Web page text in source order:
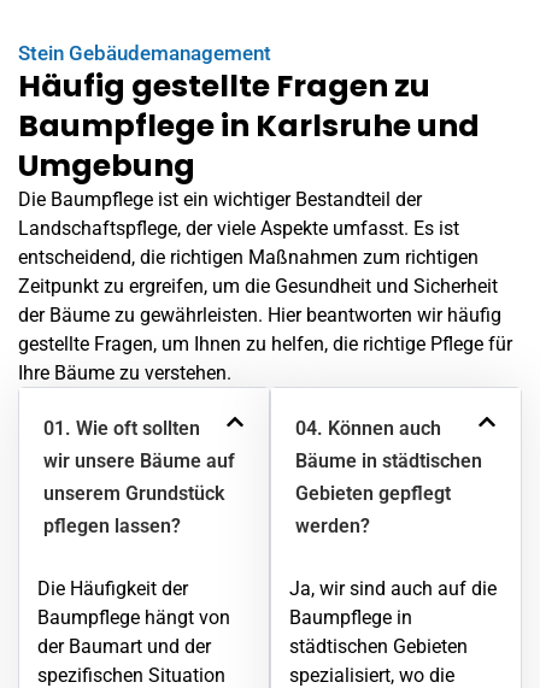
Stein Gebäudemanagement
Häufig gestellte Fragen zu
Baumpflege in Karlsruhe und
Umgebung
Die Baumpflege ist ein wichtiger Bestandteil der
Landschaftspflege, der viele Aspekte umfasst. Es ist
entscheidend, die richtigen Maßnahmen zum richtigen
Zeitpunkt zu ergreifen, um die Gesundheit und Sicherheit
der Bäume zu gewährleisten. Hier beantworten wir häufig
gestellte Fragen, um Ihnen zu helfen, die richtige Pflege für
Ihre Bäume zu verstehen.
01. Wie oft sollten
wir unsere Bäume auf
unserem Grundstück
pflegen lassen?
Die Häufigkeit der
Baumpflege hängt von
der Baumart und der
spezifischen Situation
04. Können auch
Bäume in städtischen
Gebieten gepflegt
werden?
Ja, wir sind auch auf die
Baumpflege in
städtischen Gebieten
spezialisiert, wo die